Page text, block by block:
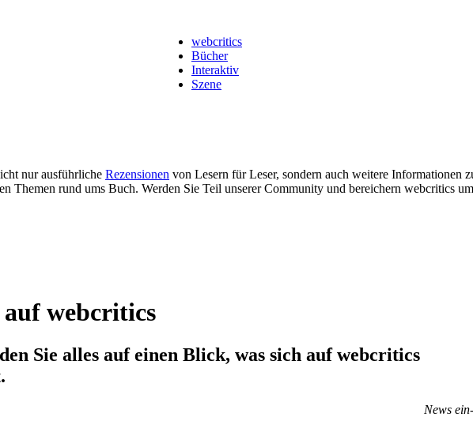
webcritics
Bücher
Interaktiv
Szene
nur ausführliche Rezensionen von Lesern für Leser, sondern auch weitere Informationen
Themen rund ums Buch. Werden Sie Teil unserer Community und bereichern webcritics um
auf webcritics
Sie alles auf einen Blick, was sich auf webcritics
News